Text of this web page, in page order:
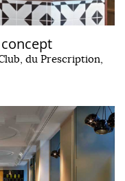
du Prescription,